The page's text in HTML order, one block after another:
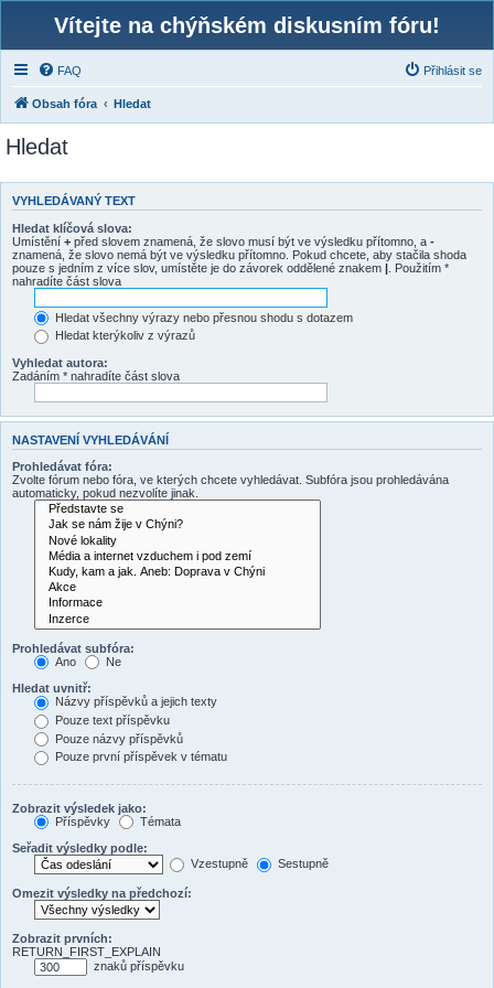
Vítejte na chýňském diskusním fóru!
FAQ Přihlásit se
Obsah fóra Hledat
Hledat
VYHLEDÁVANÝ TEXT
Hledat klíčová slova:
Umístění + před slovem znamená, že slovo musí být ve výsledku přítomno, a -
znamená, že slovo nemá být ve výsledku přítomno. Pokud chcete, aby stačila shoda
pouze s jedním z více slov, umístěte je do závorek oddělené znakem | . Použitím *
nahradíte část slova
Hledat všechny výrazy nebo přesnou shodu s dotazem
Hledat kterýkoliv z výrazů
Vyhledat autora:
Zadáním * nahradíte část slova
NASTAVENÍ VYHLEDÁVÁNÍ
Prohledávat fóra:
Zvolte fórum nebo fóra, ve kterých chcete vyhledávat. Subfóra jsou prohledávána
automaticky, pokud nezvolíte jinak.
Prohledávat subfóra:
Ano
Ne
Hledat uvnitř:
Názvy příspěvků a jejich texty
Pouze text příspěvku
Pouze názvy příspěvků
Pouze první příspěvek v tématu
Zobrazit výsledek jako:
Příspěvky
Témata
Seřadit výsledky podle:
Vzestupně
Sestupně
Omezit výsledky na předchozí:
Zobrazit prvních:
RETURN_FIRST_EXPLAIN
znaků příspěvku